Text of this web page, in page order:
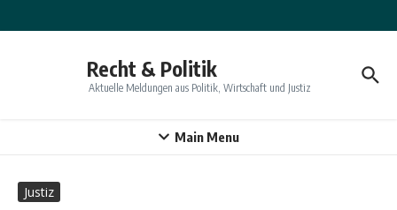
Recht & Politik
Aktuelle Meldungen aus Politik, Wirtschaft und Justiz
Main Menu
Justiz